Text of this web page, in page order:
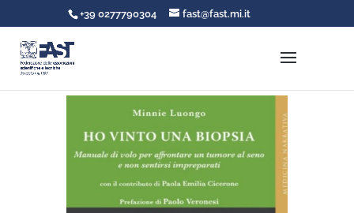
+39 0277790304 fast@fast.mi.it